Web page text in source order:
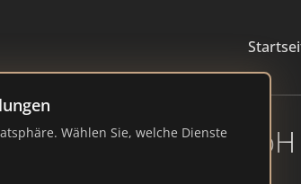
Wählen Sie, welche Dienste
Zeitung